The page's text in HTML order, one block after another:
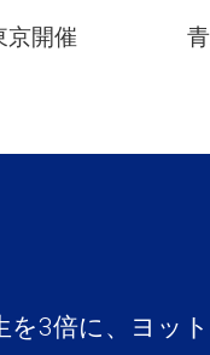
京開催
を3倍に、ヨッ